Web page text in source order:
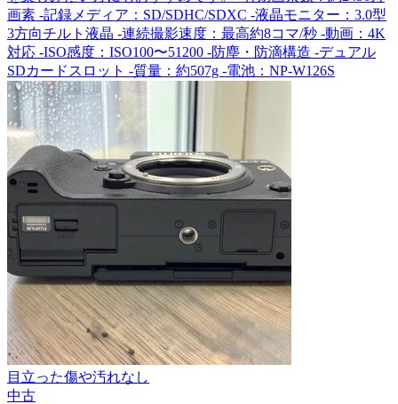
画素 -記録メディア：SD/SDHC/SDXC -液晶モニター：3.0型
3方向チルト液晶 -連続撮影速度：最高約8コマ/秒 -動画：4K
対応 -ISO感度：ISO100〜51200 -防塵・防滴構造 -デュアル
SDカードスロット -質量：約507g -電池：NP-W126S
目立った傷や汚れなし
中古